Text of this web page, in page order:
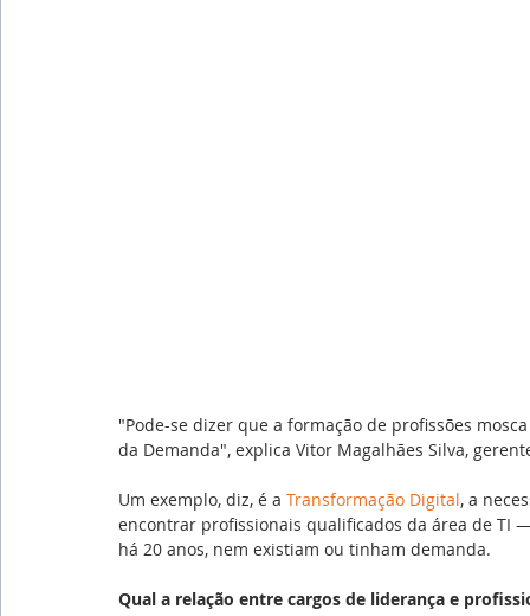
"Pode-se dizer que a formação de profissões
da Demanda", explica Vitor Magalhães Silva,
Um exemplo, diz, é a Transformação Digital, a
encontrar profissionais qualificados da área de TI
há 20 anos, nem existiam ou tinham demanda.
Qual a relação entre cargos de liderança e